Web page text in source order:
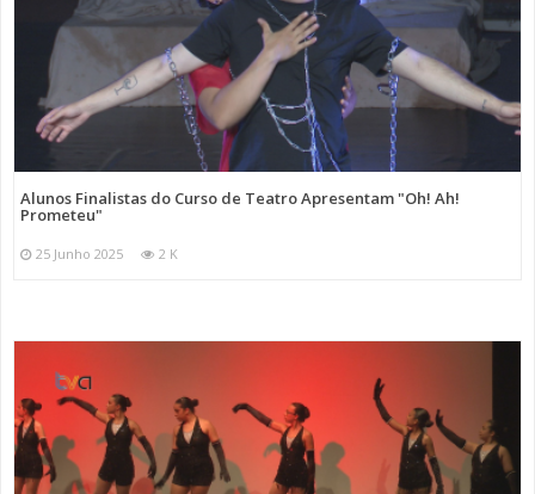
Alunos Finalistas do Curso de Teatro Apresentam "Oh! Ah!
Prometeu"
25 Junho 2025 2 K